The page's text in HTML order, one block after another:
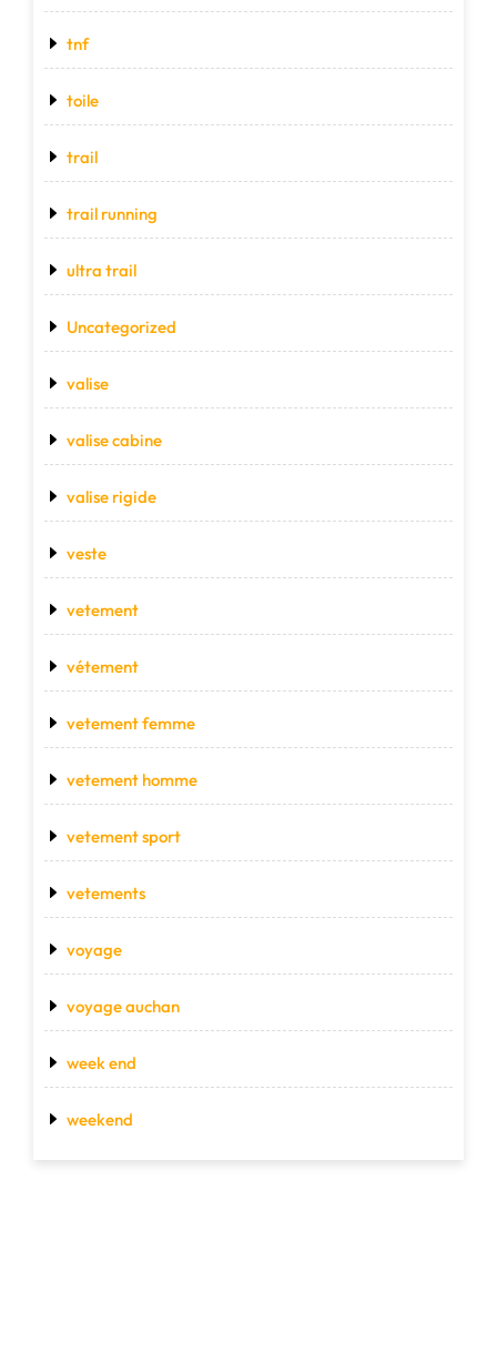
tnf
toile
trail
trail running
ultra trail
Uncategorized
valise
valise cabine
valise rigide
veste
vetement
vétement
vetement femme
vetement homme
vetement sport
vetements
voyage
voyage auchan
week end
weekend